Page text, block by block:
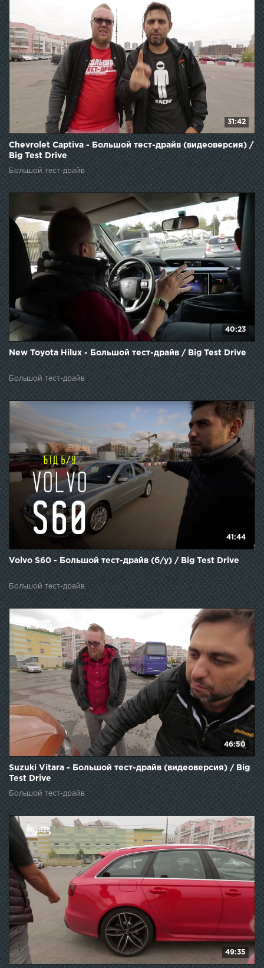
31:42
Chevrolet Captiva - Большой тест-драйв (видеоверсия) /
Big Test Drive
Большой тест-драйв
40:23
New Toyota Hilux - Большой тест-драйв / Big Test Drive
Большой тест-драйв
41:44
Volvo S60 - Большой тест-драйв (б/у) / Big Test Drive
Большой тест-драйв
46:50
Suzuki Vitara - Большой тест-драйв (видеоверсия) / Big
Test Drive
Большой тест-драйв
49:35